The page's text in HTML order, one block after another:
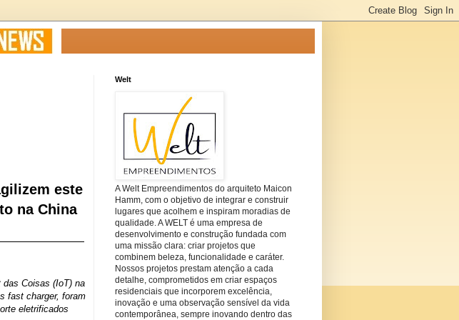
este
na China
Coisas (IoT) na
fast charger, foram
eletrificados
Welt
A Welt Empreendimentos do arquiteto Maicon
Hamm, com o objetivo de integrar e construir
lugares que acolhem e inspiram moradias de
qualidade. A WELT é uma empresa de
desenvolvimento e construção fundada com
uma missão clara: criar projetos que
combinem beleza, funcionalidade e caráter.
Nossos projetos prestam atenção a cada
detalhe, comprometidos em criar espaços
residenciais que incorporem excelência,
inovação e uma observação sensível da vida
contemporânea, sempre inovando dentro das